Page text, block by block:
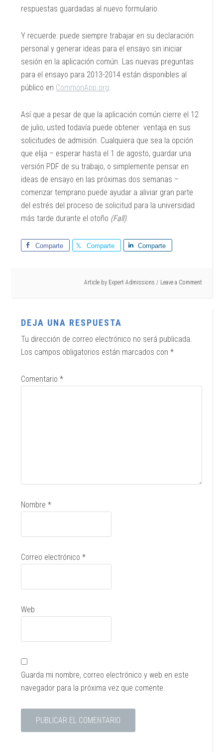
respuestas guardadas al nuevo formulario.
Y recuerde: puede siempre trabajar en su declaración
personal y generar ideas para el ensayo sin iniciar
sesión en la aplicación común. Las nuevas preguntas
para el ensayo para 2013-2014 están disponibles al
público en CommonApp.org.
Así que a pesar de que la aplicación común cierre el 12
de julio, usted todavía puede obtener ventaja en sus
solicitudes de admisión. Cualquiera que sea la opción
que elija – esperar hasta el 1 de agosto, guardar una
versión PDF de su trabajo, o simplemente pensar en
ideas de ensayo en las próximas dos semanas –
comenzar temprano puede ayudar a aliviar gran parte
del estrés del proceso de solicitud para la universidad
más tarde durante el otoño (Fall).
Comparte Comparte Comparte
Article by Expert Admissions Leave a Comment
DEJA UNA RESPUESTA
Tu dirección de correo electrónico no será publicada.
Los campos obligatorios están marcados con*
Comentario*
Nombre*
Correo electrónico*
Web
Guarda mi nombre, correo electrónico y web en este
navegador para la próxima vez que comente.